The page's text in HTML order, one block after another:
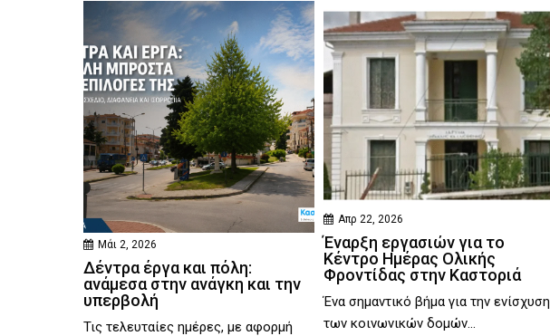
Μάι 2, 2026
Δέντρα έργα και πόλη:
ανάμεσα στην ανάγκη και την
υπερβολή
Τις τελευταίες ημέρες, με αφορμή
Απρ 22, 2026
Έναρξη εργασιών για το
Κέντρο Ημέρας Ολικής
Φροντίδας στην Καστοριά
Ένα σημαντικό βήμα για την ενίσχυση
των κοινωνικών δομών...